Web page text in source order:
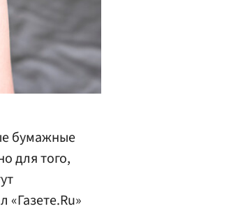
бумажные
для того,